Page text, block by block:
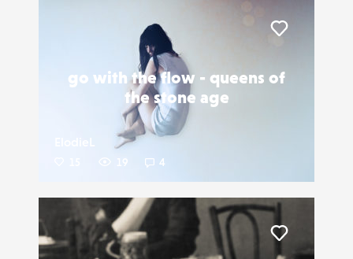
go with the flow - queens of
the stone age
ElodieL
19 4